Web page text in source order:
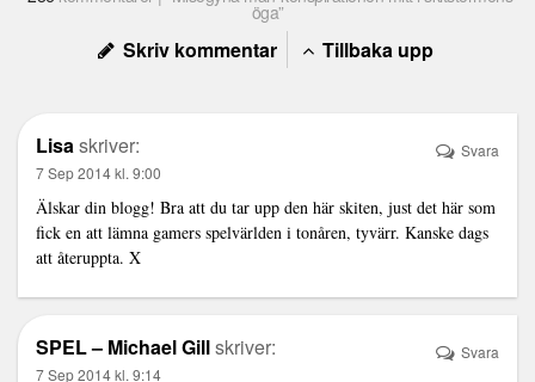
öga”
Skriv kommentar Tillbaka upp
Lisaskriver:
7 Sep 2014 kl. 9:00
Älskar din blogg! Bra att du tar upp den här skiten, just det här som
fick en att lämna gamers spelvärlden i tonåren, tyvärr. Kanske dags
att återuppta. X
Svara
SPEL – Michael Gillskriver:
7 Sep 2014 kl. 9:14
Svara